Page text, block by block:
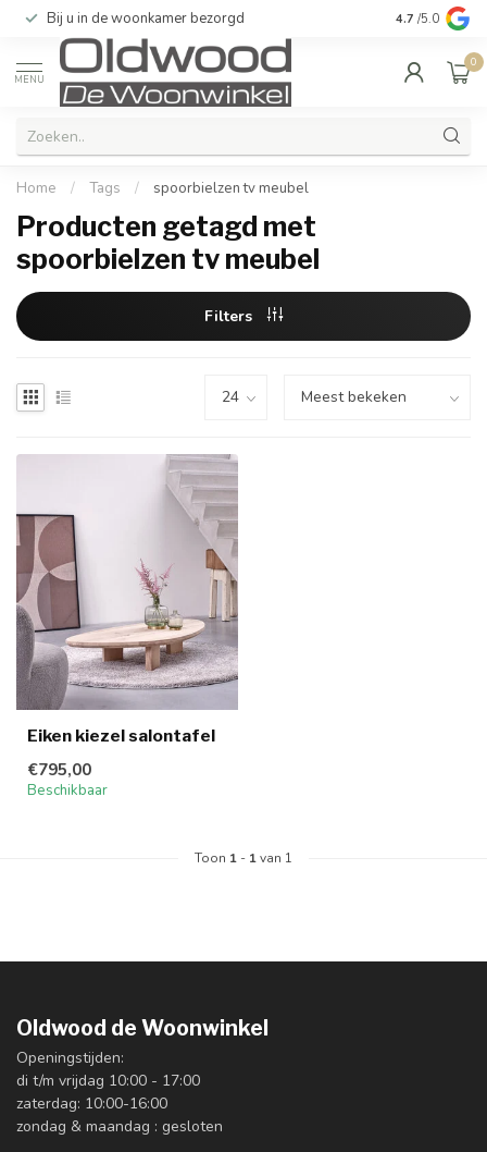
Bij u in de woonkamer bezorgd Kwaliteit &
4.7 /5.0
MENU
0
Home / Tags / spoorbielzen tv meubel
Producten getagd met
spoorbielzen tv meubel
Filters
Eiken kiezel salontafel
€795,00
Beschikbaar
Toon 1 - 1van 1
Oldwood de Woonwinkel
Openingstijden:
di t/m vrijdag 10:00 - 17:00
zaterdag: 10:00-16:00
zondag & maandag : gesloten